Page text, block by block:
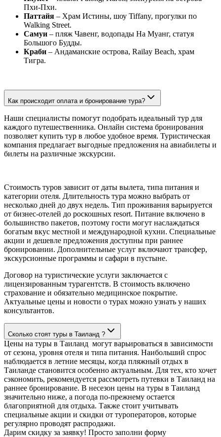
Пхи-Пхи.
Паттайя – Храм Истины, шоу Tiffany, прогулки по
Walking Street.
Самуи – пляж Чавенг, водопады На Муанг, статуя
Большого Будды.
Краби – Андаманские острова, Railay Beach, храм
Тигра.
Как происходит оплата и бронирование тура?
Наши специалисты помогут подобрать идеальный тур для
каждого путешественника. Онлайн система бронирования
позволяет купить тур в любое удобное время. Туристическая
компания предлагает выгодные предложения на авиабилеты и
билеты на различные экскурсии.
Стоимость туров зависит от даты вылета, типа питания и
категории отеля. Длительность тура можно выбрать от
несколько дней до двух недель. Тип проживания варьируется
от бизнес-отелей до роскошных resort. Питание включено в
большинство пакетов, поэтому гости могут наслаждаться
богатым вкус местной и международной кухни. Специальные
акции и дешевле предложения доступны при раннее
бронировании. Дополнительные услуг включают трансфер,
экскурсионные программы и сафари в пустыне.
Договор на туристические услуги заключается с
лицензированным турагентств. В стоимость включено
страхование и обязательно медицинское покрытие.
Актуальные цены и новости о турах можно узнать у наших
консультантов.
Сколько стоят туры в Таиланд ?
Цены на туры в Таиланд могут варьироваться в зависимости
от сезона, уровня отеля и типа питания. Наибольший спрос
наблюдается в летние месяцы, когда пляжный отдых в
Таиланде становится особенно актуальным. Для тех, кто хочет
сэкономить, рекомендуется рассмотреть путевки в Таиланд на
раннее бронирование. В несезон цены на туры в Таиланд
значительно ниже, а погода по-прежнему остается
благоприятной для отдыха. Также стоит учитывать
специальные акции и скидки от туроператоров, которые
регулярно проводят распродажи.
Дарим скидку за заявку! Просто заполни форму